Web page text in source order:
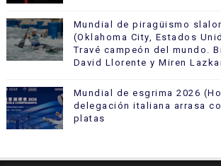
Mundial de piragüismo
(Oklahoma City, Estados
Travé campeón del mundo.
David Llorente y Miren
Mundial de esgrima 2026
delegación italiana arrasa
platas